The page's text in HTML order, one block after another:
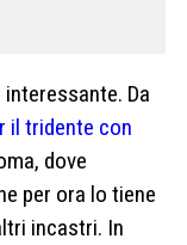
Da
il tridente con
dove
per ora lo tiene
incastri. In